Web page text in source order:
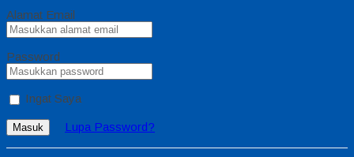
Alamat Email
Password
Ingat Saya
Masuk Lupa Password?